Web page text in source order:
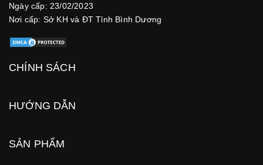
Ngày cấp: 23/02/2023
Nơi cấp: Sở KH và ĐT Tỉnh Bình Dương
CHÍNH SÁCH
HƯỚNG DẪN
SẢN PHẨM